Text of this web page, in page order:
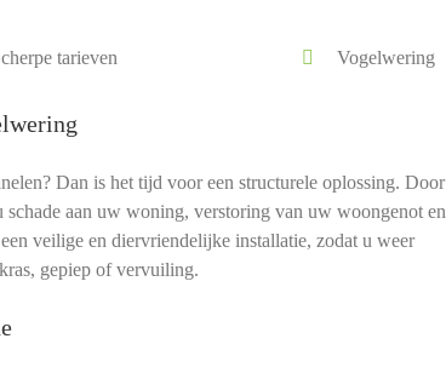
tarieven Vogelwering
Dan is het tijd voor een structurele oplossing. Door
aan uw woning, verstoring van uw woongenot en
veilige en diervriendelijke installatie, zodat u weer
gepiep of vervuiling.